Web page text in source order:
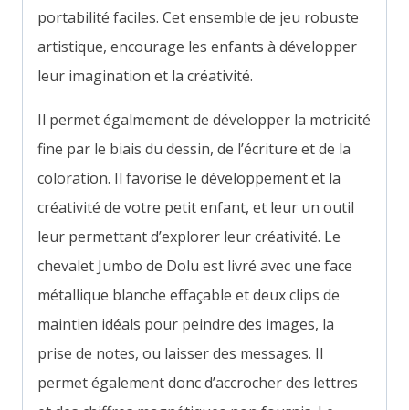
portabilité faciles. Cet ensemble de jeu robuste
artistique, encourage les enfants à développer
leur imagination et la créativité.
Il permet égalmement de développer la motricité
fine par le biais du dessin, de l’écriture et de la
coloration. Il favorise le développement et la
créativité de votre petit enfant, et leur un outil
leur permettant d’explorer leur créativité. Le
chevalet Jumbo de Dolu est livré avec une face
métallique blanche effaçable et deux clips de
maintien idéals pour peindre des images, la
prise de notes, ou laisser des messages. Il
permet également donc d’accrocher des lettres